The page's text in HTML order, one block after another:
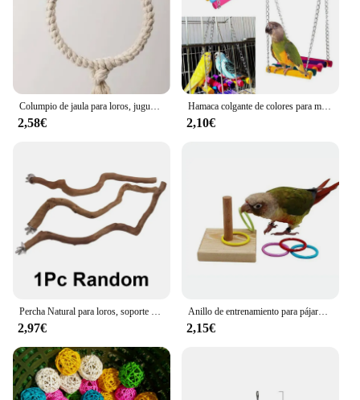
Columpio de jaula para loros, juguete para masticar pájaros, anillo colgante de hilo de algodón para pájaro, jaula para el desbordamiento, accesorios para pájaros
2,58€
Hamaca colgante de colores para mascotas, Columpio de juguete perfecto para loros, y cacatúas periquitos, 1 unidad
2,10€
2,97€
Anillo de entrenamiento para pájaros, juguete educativo para loros, suministros interactivos para pájaros, Color aleatorio
2,15€